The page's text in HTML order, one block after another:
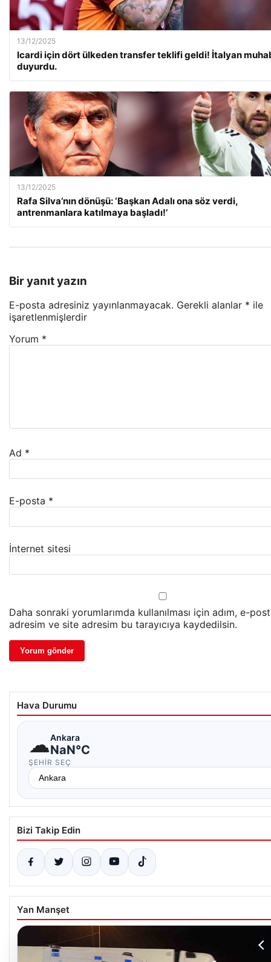
13/12/2025
Icardi için dört ülkeden transfer teklifi geldi! İtalyan
duyurdu.
13/12/2025
Rafa Silva’nın dönüşü: ‘Başkan Adalı ona söz verdi,
antrenmanlara katılmaya başladı!’
Bir yanıt yazın
E-posta adresiniz yayınlanmayacak. Gerekli alanlar * ile
işaretlenmişlerdir
Yorum *
Ad *
E-posta *
İnternet sitesi
Daha sonraki yorumlarımda kullanılması için adım, e-
adresim ve site adresim bu tarayıcıya kaydedilsin.
Hava Durumu
☁Ankara
NaN°C
ŞEHIR SEÇ
Bizi Takip Edin
Yan Manşet